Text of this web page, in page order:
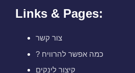
Links & Pages:
צור קשר
? כמה אפשר להרוויח
קיצור לינקים